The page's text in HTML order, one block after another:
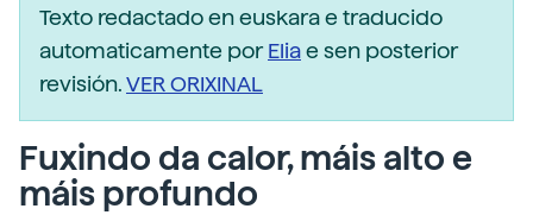
Texto redactado en euskara e traducido
automaticamente porEliae sen posterior
revisión.VER ORIXINAL
Fuxindo da calor, máis alto e
máis profundo